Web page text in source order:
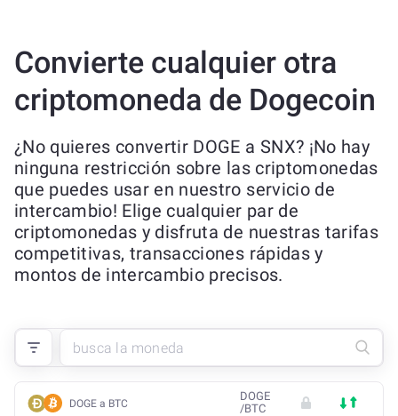
Convierte cualquier otra
criptomoneda de Dogecoin
¿No quieres convertir DOGE a SNX? ¡No hay
ninguna restricción sobre las criptomonedas
que puedes usar en nuestro servicio de
intercambio! Elige cualquier par de
criptomonedas y disfruta de nuestras tarifas
competitivas, transacciones rápidas y
montos de intercambio precisos.
DOGE a BTC
DOGE
/BTC